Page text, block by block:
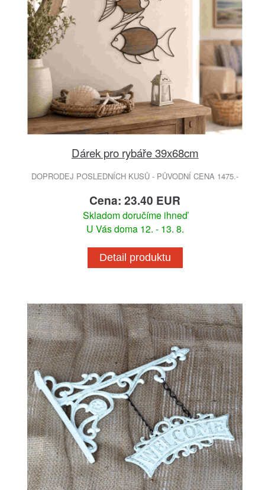
Dárek pro rybáře 39x68cm
DOPRODEJ POSLEDNÍCH KUSŮ - PŮVODNÍ CENA 1475.-
Cena: 23.40 EUR
Skladom doručíme ihneď
U Vás doma 12. - 13. 8.
Detail produktu